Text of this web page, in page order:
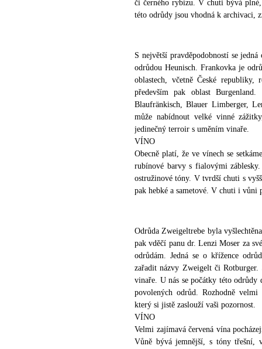
či černého rybízu. V chuti bývá
této odrůdy jsou vhodná k archivaci,
S největší pravděpodobností se
odrůdou Heunisch. Frankovka je
oblastech, včetně České republiky,
především pak oblast
Blaufränkisch, Blauer Limberger,
může nabídnout velké vinné
jedinečný terroir s uměním vinaře.
VÍNO
Obecně platí, že ve vínech se
rubínové barvy s fialovými
ostružinové tóny. V tvrdší chuti s
pak hebké a sametové. V chuti i vůni
Odrůda Zweigeltrebe byla
pak vděčí panu dr. Lenzi Moser za
odrůdám. Jedná se o křížence
zařadit názvy Zweigelt či Rotburger.
vinaře. U nás se počátky této
povolených odrůd. Rozhodně velmi
který si jistě zaslouží vaši pozornost.
VÍNO
Velmi zajímavá červená vína
Vůně bývá jemnější, s tóny třešní,